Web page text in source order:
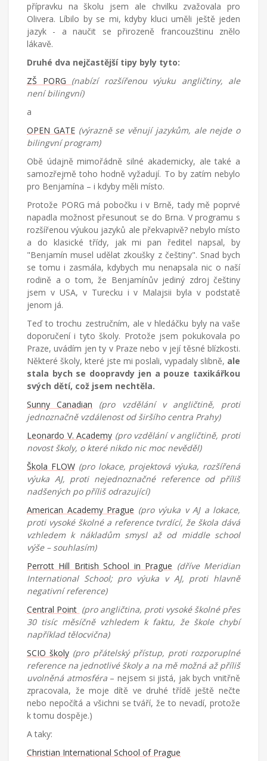
přípravku na školu jsem ale chvilku zvažovala pro
Olivera. Líbilo by se mi, kdyby kluci uměli ještě jeden
jazyk - a naučit se přirozeně francouzštinu znělo
lákavě.
Druhé dva nejčastější tipy byly tyto:
ZŠ PORG (nabízí rozšířenou výuku angličtiny, ale
není bilingvní)
a
OPEN GATE(výrazně se věnují jazykům, ale nejde o
bilingvní program)
Obě údajně mimořádně silné akademicky, ale také a
samozřejmě toho hodně vyžadují. To by zatím nebylo
pro Benjamína – i kdyby měli místo.
Protože PORG má pobočku i v Brně, tady mě poprvé
napadla možnost přesunout se do Brna. V programu s
rozšířenou výukou jazyků ale překvapivě? nebylo místo
a do klasické třídy, jak mi pan ředitel napsal, by
"Benjamín musel udělat zkoušky z češtiny". Snad bych
se tomu i zasmála, kdybych mu nenapsala nic o naší
rodině a o tom, že Benjamínův jediný zdroj češtiny
jsem v USA, v Turecku i v Malajsii byla v podstatě
jenom já.
Teď to trochu zestručním, ale v hledáčku byly na vaše
doporučení i tyto školy. Protože jsem pokukovala po
Praze, uvádím jen ty v Praze nebo v její těsné blízkosti.
Některé školy, které jste mi poslali, vypadaly slibně, ale
stala bych se doopravdy jen a pouze taxikářkou
svých dětí, což jsem nechtěla.
Sunny Canadian
(pro vzdělání v angličtině, proti
jednoznačně vzdálenost od širšího centra Prahy)
Leonardo V. Academy (pro vzdělání v angličtině, proti
novost školy, o které nikdo nic moc nevěděl)
Škola FLOW (pro lokace, projektová výuka, rozšířená
výuka AJ, proti nejednoznačné reference od příliš
nadšených po příliš odrazující)
American Academy Prague (pro výuka v AJ a lokace,
proti vysoké školné a reference tvrdící, že škola dává
vzhledem k nákladům smysl až od middle school
výše – souhlasím)
Perrott Hill British School in Prague (dříve Meridian
International School; pro výuka v AJ, proti hlavně
negativní reference)
Central Point (pro angličtina, proti vysoké školné přes
30 tisíc měsíčně vzhledem k faktu, že škole chybí
například tělocvična)
SCIO školy (pro přátelský přístup, proti rozporuplné
reference na jednotlivé školy a na mě možná až příliš
uvolněná atmosféra– nejsem si jistá, jak bych vnitřně
zpracovala, že moje dítě ve druhé třídě ještě nečte
nebo nepočítá a všichni se tváří, že to nevadí, protože
k tomu dospěje.)
A taky:
Christian International School of Prague